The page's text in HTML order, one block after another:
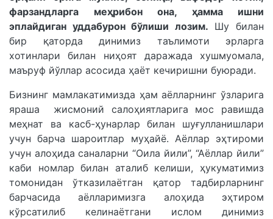
фарзандларга меҳрибон она, ҳамма ишни
эплайдиган уддабурон бўлиши лозим. Шу билан
бир қаторда динимиз таълимоти эрларга
хотинлари билан ниҳоят даражада хушмуомала,
маъруф йўллар асосида ҳаёт кечиришни буюради.
Бизнинг мамлакатимизда ҳам аёлларнинг ўзларига
яраша жисмоний салоҳиятларига мос равишда
меҳнат ва касб-ҳунарлар билан шуғулланишлари
учун барча шароитлар муҳайё. Аёллар эҳтироми
учун алоҳида саналарни “Оила йили”, “Аёллар йили”
каби номлар билан аталиб келиши, ҳукуматимиз
томонидан ўтказилаётган қатор тадбирларнинг
барчасида аёлларимизга алоҳида эҳтиром
кўрсатилиб келинаётгани ислом динимиз